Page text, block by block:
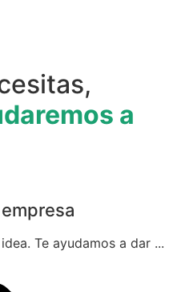
a
Te ayudamos a dar ...